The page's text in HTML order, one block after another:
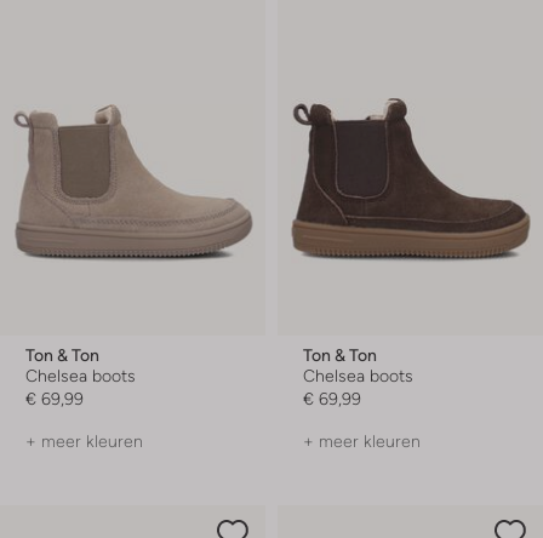
Ton & Ton
Chelsea boots
€ 69,99
+ meer kleuren
Ton & Ton
Chelsea boots
€ 69,99
+ meer kleuren